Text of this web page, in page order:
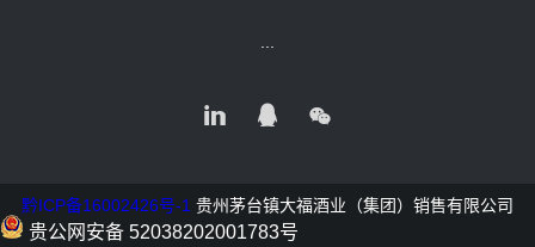
...
黔ICP备16002426号-1 贵州茅台镇大福酒业（集团）销售有限公司
贵公网安备 52038202001783号